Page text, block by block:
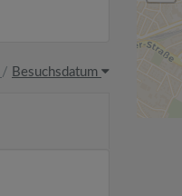
/ Besuchsdatum